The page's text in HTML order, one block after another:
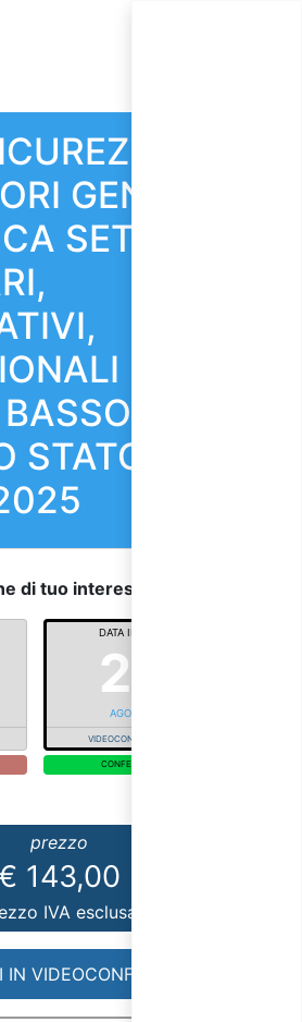
GENERALE
SETTORI
-
STATO